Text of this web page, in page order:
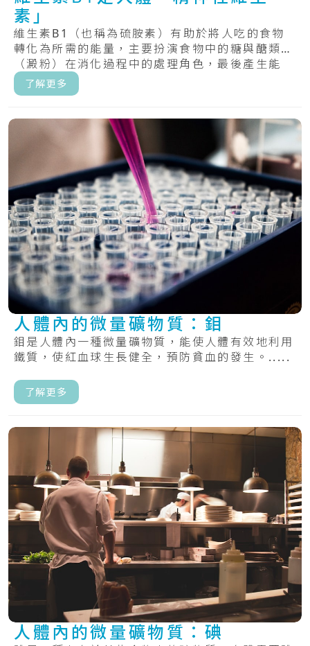
素」
維生素B1（也稱為硫胺素）有助於將人吃的食物
轉化為所需的能量，主要扮演食物中的糖與醣類
（澱粉）在消化過程中的處理角色，最後產生能
量。.....
了解更多
人體內的微量礦物質：鉬
鉬是人體內一種微量礦物質，能使人體有效地利用
鐵質，使紅血球生長健全，預防貧血的發生。.....
了解更多
人體內的微量礦物質：碘